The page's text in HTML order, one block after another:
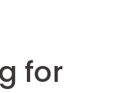
for